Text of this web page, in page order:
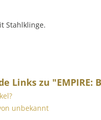
Stahlklinge.
Links zu "EMPIRE:
unbekannt